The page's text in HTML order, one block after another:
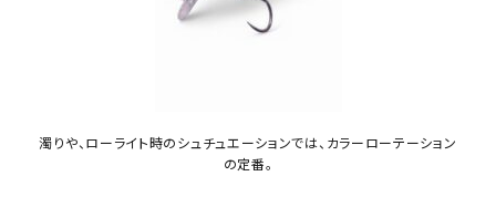
濁りや、ローライト時のシュチュエーションでは、カラーローテーション
の定番。